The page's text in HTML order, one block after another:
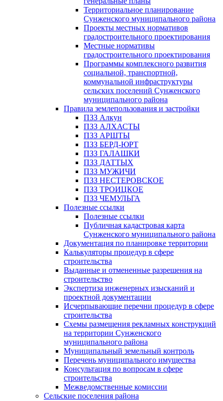
Территориальное планирование
Сунженского муниципального района
Проекты местных нормативов
градостроительного проектирования
Местные нормативы
градостроительного проектирования
Программы комплексного развития
социальной, транспортной,
коммунальной инфраструктуры
сельских поселений Сунженского
муниципального района
Правила землепользования и застройки
ПЗЗ Алкун
ПЗЗ АЛХАСТЫ
ПЗЗ АРШТЫ
ПЗЗ БЕРД-ЮРТ
ПЗЗ ГАЛАШКИ
ПЗЗ ДАТТЫХ
ПЗЗ МУЖИЧИ
ПЗЗ НЕСТЕРОВСКОЕ
ПЗЗ ТРОИЦКОЕ
ПЗЗ ЧЕМУЛЬГА
Полезные ссылки
Полезные ссылки
Публичная кадастровая карта
Сунженского муниципального района
Документация по планировке территории
Калькуляторы процедур в сфере
строительства
Выданные и отмененные разрешения на
строительство
Экспертиза инженерных изысканий и
проектной документации
Исчерпывающие перечни процедур в сфере
строительства
Схемы размещения рекламных конструкций
на территории Сунженского
муниципального района
Муниципальный земельный контроль
Перечень муниципального имущества
Консультация по вопросам в сфере
строительства
Межведомственные комиссии
Сельские поселения района